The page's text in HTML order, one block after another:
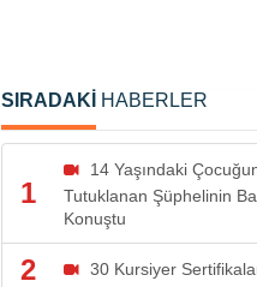
SIRADAKİ HABERLER
1
14 Yaşındaki
Tutuklanan Şüphelinin
Konuştu
2 30 Kursiyer